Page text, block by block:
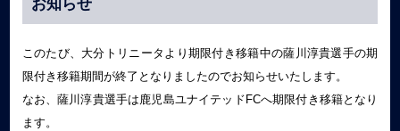
お知らせ
このたび、大分トリニータより期限付き移籍中の薩川淳貴選手の期
限付き移籍期間が終了となりましたのでお知らせいたします。
なお、薩川淳貴選手は鹿児島ユナイテッドFCへ期限付き移籍となり
ます。